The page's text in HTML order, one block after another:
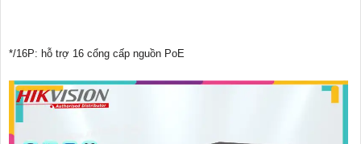
*/16P: hỗ trợ 16 cổng cấp nguồn PoE